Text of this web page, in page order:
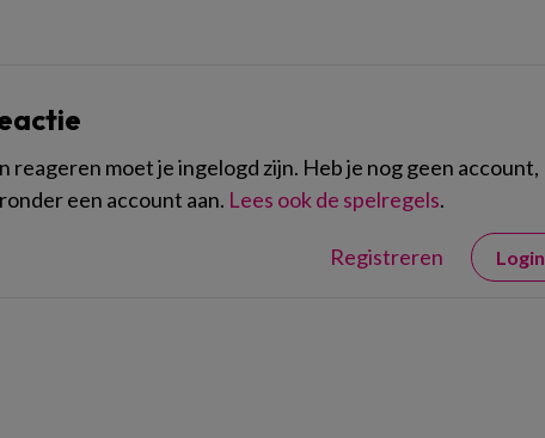
reageren moet je ingelogd zijn. Heb je nog geen account,
een account aan. Lees ook de spelregels.
Registreren Login